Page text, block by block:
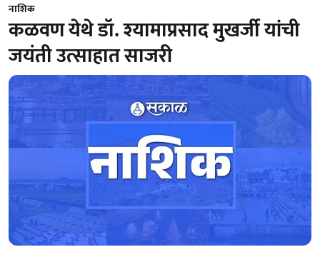
नाशिक
कळवण येथे डॉ. श्यामाप्रसाद मुखर्जी यांची
जयंती उत्साहात साजरी